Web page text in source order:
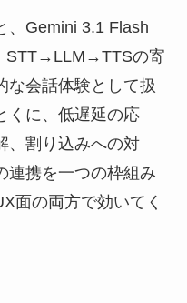
、Gemini 3.1 Flash
STT→LLM→TTSの寄
な会話体験として扱
くに、低遅延の応
、割り込みへの対
連携を一つの枠組み
面の両方で効いてく